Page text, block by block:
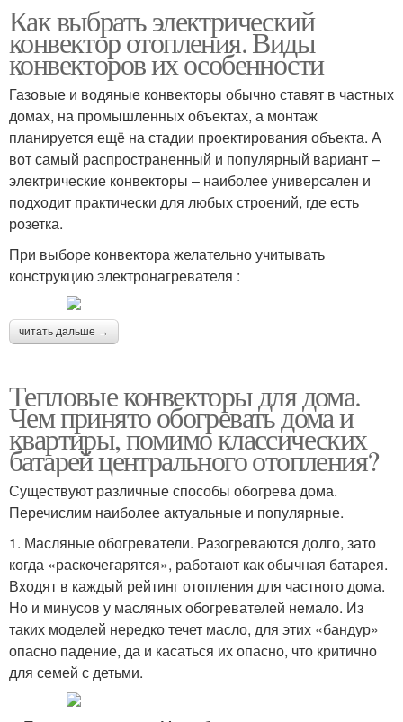
Как выбрать электрический
конвектор отопления. Виды
конвекторов их особенности
Газовые и водяные конвекторы обычно ставят в частных
домах, на промышленных объектах, а монтаж
планируется ещё на стадии проектирования объекта. А
вот самый распространенный и популярный вариант –
электрические конвекторы – наиболее универсален и
подходит практически для любых строений, где есть
розетка.
При выборе конвектора желательно учитывать
конструкцию электронагревателя :
читать дальше →
Тепловые конвекторы для дома.
Чем принято обогревать дома и
квартиры, помимо классических
батарей центрального отопления?
Существуют различные способы обогрева дома.
Перечислим наиболее актуальные и популярные.
1. Масляные обогреватели. Разогреваются долго, зато
когда «раскочегарятся», работают как обычная батарея.
Входят в каждый рейтинг отопления для частного дома.
Но и минусов у масляных обогревателей немало. Из
таких моделей нередко течет масло, для этих «бандур»
опасно падение, да и касаться их опасно, что критично
для семей с детьми.